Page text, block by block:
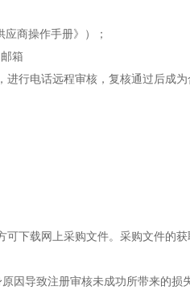
商操作手册》）；
箱
行电话远程审核，复核通过后成为
可下载网上采购文件。采购文件的
因导致注册审核未成功所带来的损